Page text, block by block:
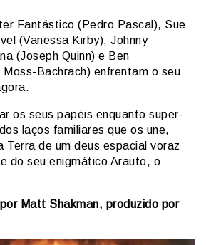
Fantástico (Pedro Pascal), Sue
(Vanessa Kirby), Johnny
(Joseph Quinn) e Ben
Moss-Bachrach) enfrentam o seu
os seus papéis enquanto super-
laços familiares que os une,
Terra de um deus espacial voraz
do seu enigmático Arauto, o
Matt Shakman, produzido por